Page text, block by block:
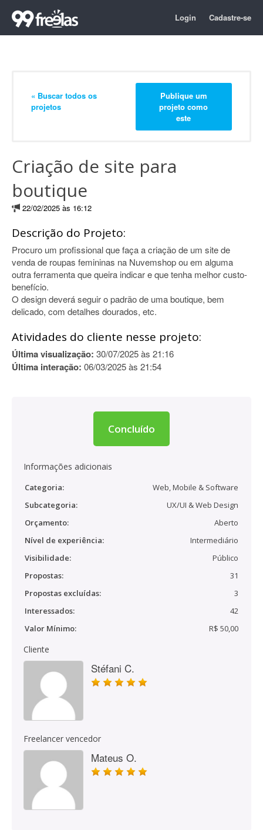
Login Cadastre-se
« Buscar todos os
projetos
Publique um
projeto como
este
Criação de site para
boutique
22/02/2025 às 16:12
Descrição do Projeto:
Procuro um profissional que faça a criação de um site de
venda de roupas femininas na Nuvemshop ou em alguma
outra ferramenta que queira indicar e que tenha melhor custo-
benefício.
O design deverá seguir o padrão de uma boutique, bem
delicado, com detalhes dourados, etc.
Atividades do cliente nesse projeto:
Última visualização: 30/07/2025 às 21:16
Última interação: 06/03/2025 às 21:54
Concluído
Informações adicionais
Categoria:
Web, Mobile & Software
Subcategoria:
UX/UI & Web Design
Orçamento:
Aberto
Nível de experiência:
Intermediário
Visibilidade:
Público
Propostas:
31
Propostas excluídas:
3
Interessados:
42
Valor Mínimo:
R$ 50,00
Cliente
Stéfani C.
Freelancer vencedor
Mateus O.